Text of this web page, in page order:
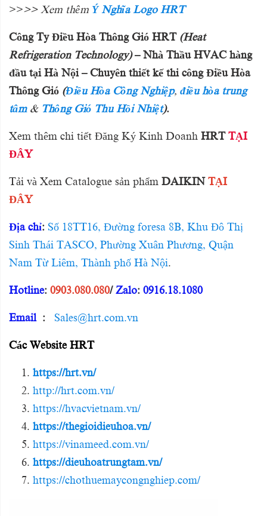
>>>> Xem thêm Ý Nghĩa Logo HRT
Công Ty Điều Hòa Thông Gió HRT(Heat
Refrigeration Technology)– Nhà Thầu HVAC hàng
đầu tại Hà Nội – Chuyên thiết kế thi công Điều Hòa
Thông Gió (Điều Hòa Công Nghiệp, điều hòa trung
tâm& Thông Gió Thu Hồi Nhiệt).
Xem thêm chi tiết Đăng Ký Kinh Doanh HRT TẠI
ĐÂY
Tải và Xem Catalogue sản phẩm DAIKIN TẠI
ĐÂY
Địa chỉ: Số 18TT16, Đường foresa 8B, Khu Đô Thị
Sinh Thái TASCO, Phường Xuân Phương, Quận
Nam Từ Liêm, Thành phố Hà Nội.
Hotline: 0903.080.080/ Zalo: 0916.18.1080
Email : Sales@hrt.com.vn
Các Website HRT
https://hrt.vn/
http://hrt.com.vn/
https://hvacvietnam.vn/
https://thegioidieuhoa.vn/
https://vinameed.com.vn/
https://dieuhoatrungtam.vn/
https://chothuemaycongnghiep.com/